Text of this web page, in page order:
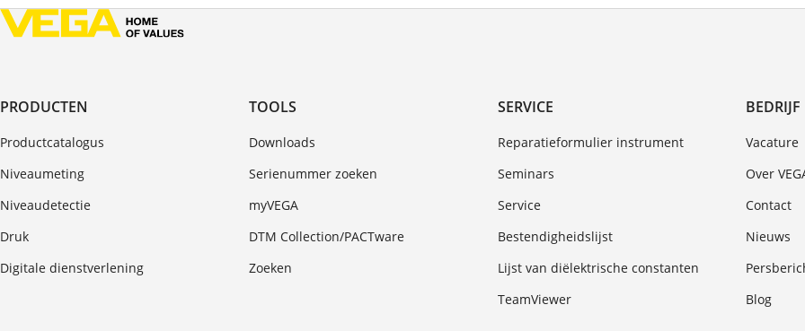
PRODUCTEN
Productcatalogus
Niveaumeting
Niveaudetectie
Druk
Digitale dienstverlening
TOOLS
Downloads
Serienummer zoeken
myVEGA
DTM Collection/PACTware
Zoeken
SERVICE
Reparatieformulier instrument
Seminars
Service
Bestendigheidslijst
Lijst van diëlektrische constanten
TeamViewer
BEDRIJF
Vacature
Over
Contact
Nieuws
Blog